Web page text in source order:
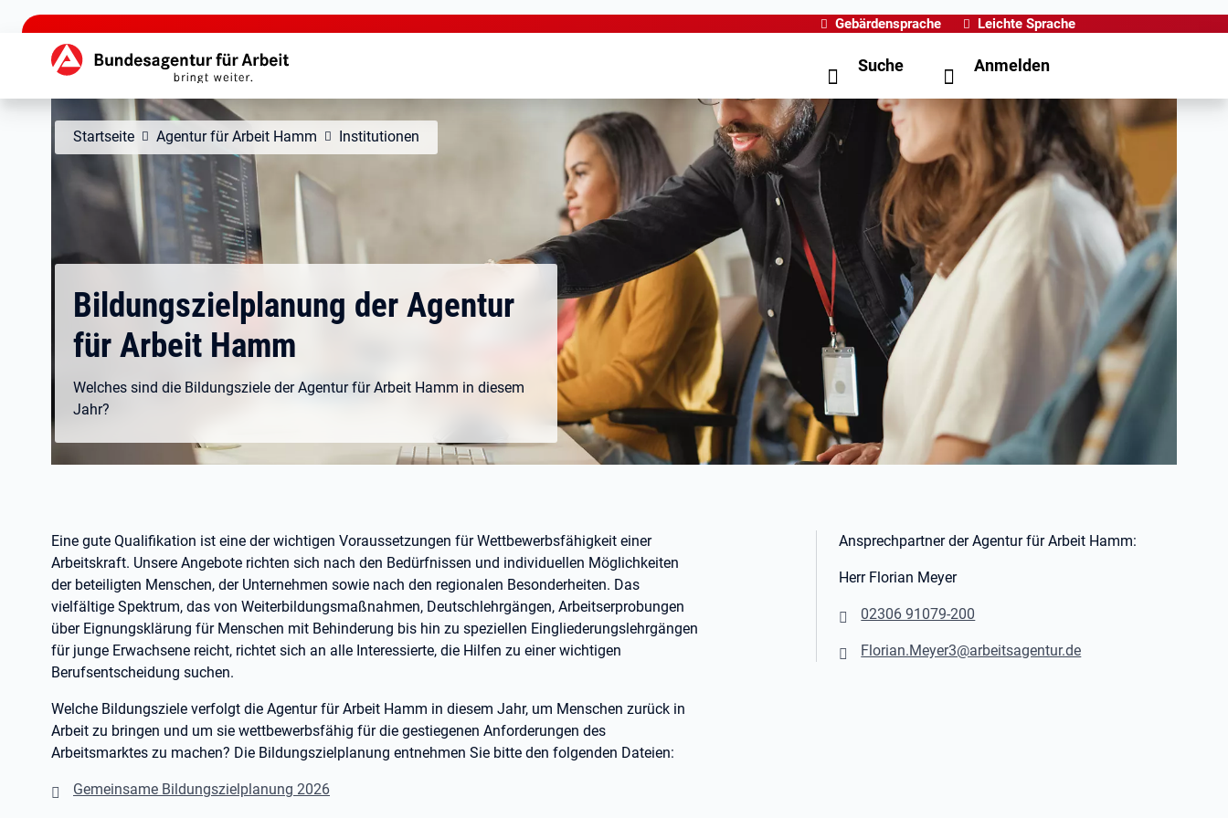
zu den Hauptinhalten springen
Gebärdensprache Leichte Sprache
Hauptnavigation Suche Anmelden
Startseite Agentur für Arbeit Hamm Institutionen
Bildungszielplanung der Agentur
für Arbeit Hamm
Welches sind die Bildungsziele der Agentur für Arbeit Hamm in diesem
Jahr?
Eine gute Qualifikation ist eine der wichtigen Voraussetzungen für Wettbewerbsfähigkeit einer
Arbeitskraft. Unsere Angebote richten sich nach den Bedürfnissen und individuellen Möglichkeiten
der beteiligten Menschen, der Unternehmen sowie nach den regionalen Besonderheiten. Das
vielfältige Spektrum, das von Weiterbildungsmaßnahmen, Deutschlehrgängen, Arbeitserprobungen
über Eignungsklärung für Menschen mit Behinderung bis hin zu speziellen Eingliederungslehrgängen
für junge Erwachsene reicht, richtet sich an alle Interessierte, die Hilfen zu einer wichtigen
Berufsentscheidung suchen.
Welche Bildungsziele verfolgt die Agentur für Arbeit Hamm in diesem Jahr, um Menschen zurück in
Arbeit zu bringen und um sie wettbewerbsfähig für die gestiegenen Anforderungen des
Arbeitsmarktes zu machen? Die Bildungszielplanung entnehmen Sie bitte den folgenden Dateien:
Gemeinsame Bildungszielplanung 2026
Ansprechpartner der Agentur für Arbeit Hamm:
Herr Florian Meyer
02306 91079-200
Florian.Meyer3@arbeitsagentur.de